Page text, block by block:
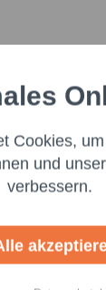
Cookies,
und
verbessern.